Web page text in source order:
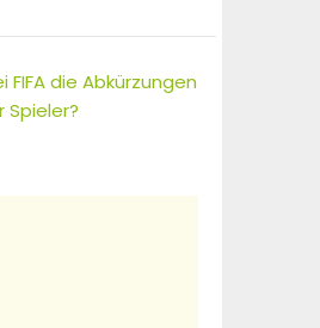
die Abkürzungen
Spieler?